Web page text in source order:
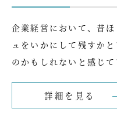
企業経営において、昔
ュをいかにして残すか
のかもしれないと感じて
詳細を見る